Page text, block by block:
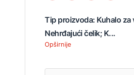
Tip proizvoda: Kuhalo za
Nehrđajući čelik; K...
Opširnije